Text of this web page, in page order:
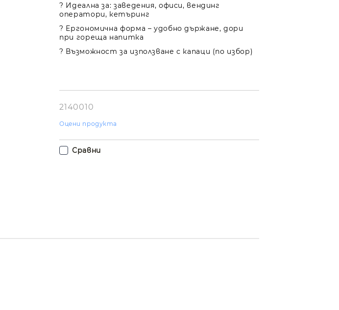
? Идеална за: заведения, офиси, вендинг
оператори, кетъринг
? Ергономична форма – удобно държане, дори
при гореща напитка
? Възможност за използване с капаци (по избор)
2140010
Оцени продукта
Сравни